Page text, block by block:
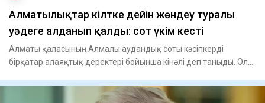
Алматылықтар кілтке дейін жөндеу туралы
уәдеге алданып қалды: сот үкім кесті
Алматы қаласының Алмалы аудандық соты кәсіпкерді
бірқатар алаяқтық деректері бойынша кінәлі деп таныды. Ол